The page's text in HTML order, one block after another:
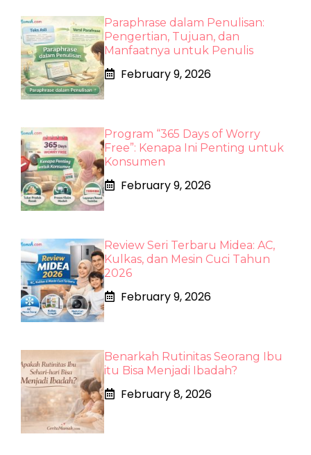
Paraphrase dalam Penulisan:
Pengertian, Tujuan, dan
Manfaatnya untuk Penulis
February 9, 2026
Program “365 Days of Worry
Free”: Kenapa Ini Penting untuk
Konsumen
February 9, 2026
Review Seri Terbaru Midea: AC,
Kulkas, dan Mesin Cuci Tahun
2026
February 9, 2026
Benarkah Rutinitas Seorang Ibu
itu Bisa Menjadi Ibadah?
February 8, 2026